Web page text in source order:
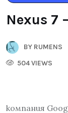
Nexus 7
BY RUMENS
504 VIEWS
компания